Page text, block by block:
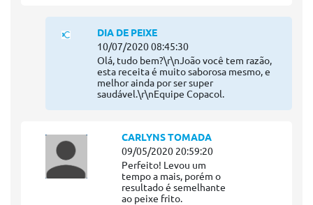
DIA DE PEIXE
10/07/2020 08:45:30
Olá, tudo bem?\r\nJoão você tem razão,
esta receita é muito saborosa mesmo, e
melhor ainda por ser super
saudável.\r\nEquipe Copacol.
CARLYNS TOMADA
09/05/2020 20:59:20
Perfeito! Levou um
tempo a mais, porém o
resultado é semelhante
ao peixe frito.